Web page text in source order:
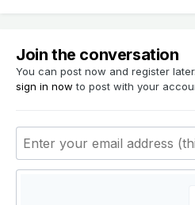
Join the conversation
You can post now and register
sign in now to post with your